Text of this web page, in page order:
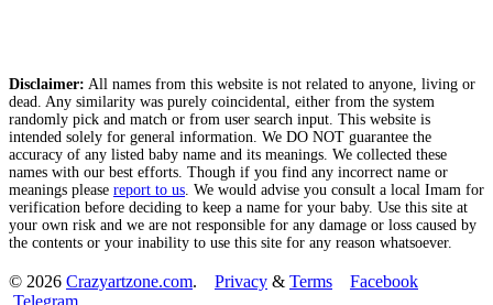
Disclaimer: All names from this website is not related to anyone, living or
dead. Any similarity was purely coincidental, either from the system
randomly pick and match or from user search input. This website is
intended solely for general information. We DO NOT guarantee the
accuracy of any listed baby name and its meanings. We collected these
names with our best efforts. Though if you find any incorrect name or
meanings please report to us . We would advise you consult a local Imam for
verification before deciding to keep a name for your baby. Use this site at
your own risk and we are not responsible for any damage or loss caused by
the contents or your inability to use this site for any reason whatsoever.
© 2026 Crazyartzone.com. Privacy & Terms
Facebook
Telegram